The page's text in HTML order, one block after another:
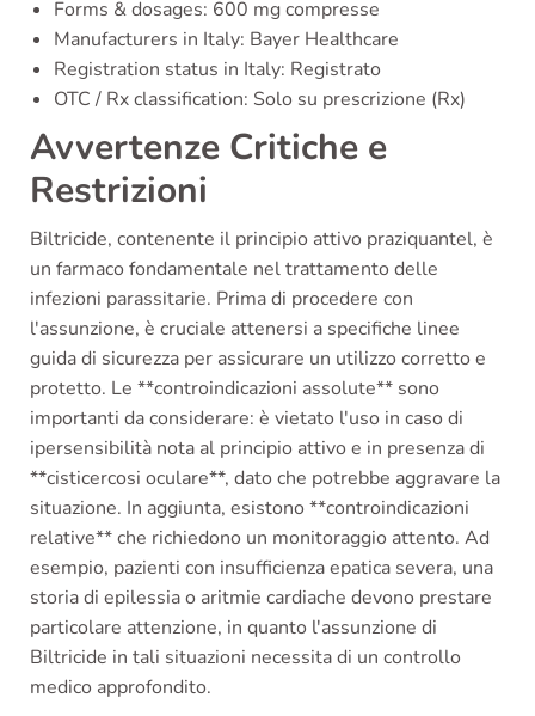
Forms & dosages: 600 mg compresse
Manufacturers in Italy: Bayer Healthcare
Registration status in Italy: Registrato
OTC / Rx classification: Solo su prescrizione (Rx)
Avvertenze Critiche e
Restrizioni
Biltricide, contenente il principio attivo praziquantel, è
un farmaco fondamentale nel trattamento delle
infezioni parassitarie. Prima di procedere con
l'assunzione, è cruciale attenersi a specifiche linee
guida di sicurezza per assicurare un utilizzo corretto e
protetto. Le **controindicazioni assolute** sono
importanti da considerare: è vietato l'uso in caso di
ipersensibilità nota al principio attivo e in presenza di
**cisticercosi oculare**, dato che potrebbe aggravare la
situazione. In aggiunta, esistono **controindicazioni
relative** che richiedono un monitoraggio attento. Ad
esempio, pazienti con insufficienza epatica severa, una
storia di epilessia o aritmie cardiache devono prestare
particolare attenzione, in quanto l'assunzione di
Biltricide in tali situazioni necessita di un controllo
medico approfondito.